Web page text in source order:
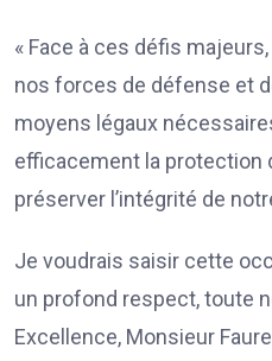
« Face à ces défis
nos forces de défense et
moyens légaux
efficacement la protection
préserver l’intégrité de
Je voudrais saisir cette
un profond respect, toute
Excellence, Monsieur